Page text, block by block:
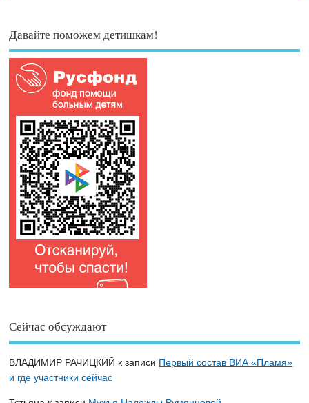
Давайте поможем детишкам!
Сейчас обсуждают
ВЛАДИМИР РАЧИЦКИЙ к записи Первый состав ВИА «Пламя»
и где участники сейчас